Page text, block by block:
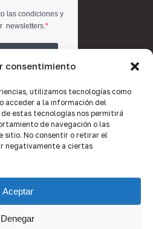
consentimiento
utilizamos tecnologías como
acceder a la información del
estas tecnologías nos permitirá
de navegación o las
sitio. No consentir o retirar el
negativamente a ciertas
Aceptar
Denegar